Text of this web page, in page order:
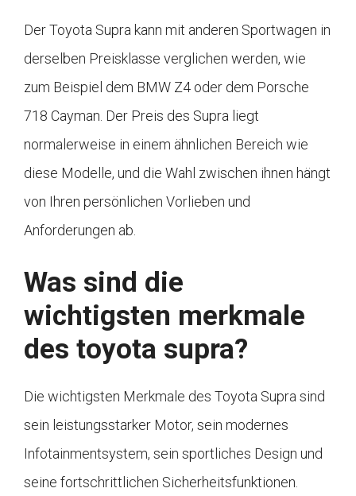
Der Toyota Supra kann mit anderen Sportwagen in
derselben Preisklasse verglichen werden, wie
zum Beispiel dem BMW Z4 oder dem Porsche
718 Cayman. Der Preis des Supra liegt
normalerweise in einem ähnlichen Bereich wie
diese Modelle, und die Wahl zwischen ihnen hängt
von Ihren persönlichen Vorlieben und
Anforderungen ab.
Was sind die
wichtigsten merkmale
des toyota supra?
Die wichtigsten Merkmale des Toyota Supra sind
sein leistungsstarker Motor, sein modernes
Infotainmentsystem, sein sportliches Design und
seine fortschrittlichen Sicherheitsfunktionen.